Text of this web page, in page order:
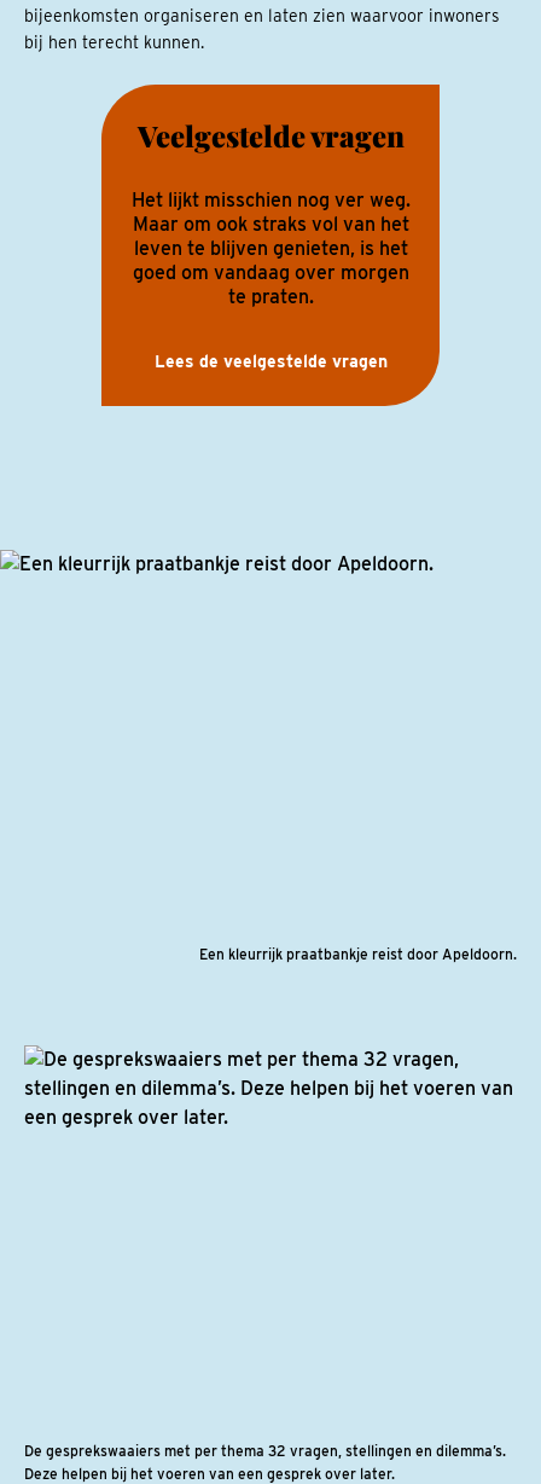
bijeenkomsten organiseren en laten zien waarvoor inwoners
bij hen terecht kunnen.
Veelgestelde vragen
Het lijkt misschien nog ver weg.
Maar om ook straks vol van het
leven te blijven genieten, is het
goed om vandaag over morgen
te praten.
Lees de veelgestelde vragen
Een kleurrijk praatbankje reist door Apeldoorn.
De gesprekswaaiers met per thema 32 vragen, stellingen en dilemma’s.
Deze helpen bij het voeren van een gesprek over later.